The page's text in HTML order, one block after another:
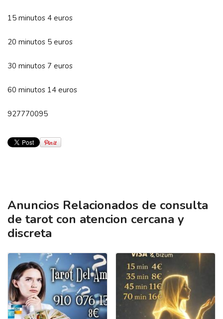
15 minutos 4 euros
20 minutos 5 euros
30 minutos 7 euros
60 minutos 14 euros
927770095
Anuncios Relacionados de consulta
de tarot con atencion cercana y
discreta